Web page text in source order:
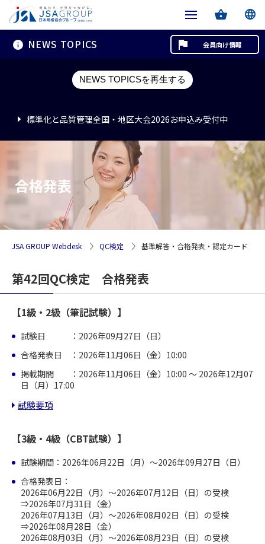
NEWS TOPICS
NEWS TOPICSを再生する
標準化と品質管理全国・地区大会2026お申込み受付中
標準化と品質管理全国・地区大会2026お申込み受付中
標準化と品質管理全国・地区大会2026お申込み受付中
会員向け情報
合格発表
JSA GROUP Webdesk QC検定 基準解答・合格発表・認定カード
第42回QC検定 合格発表
【1級・2級（筆記試験）】
試験日 ：2026年09月27日（日）
合格発表日 ：2026年11月06日（金）10:00
掲載期間 ：2026年11月06日（金）10:00 ～ 2026年12月07
日（月）17:00
試験要項
【3級・4級（CBT試験）】
試験期間：2026年06月22日（月）～2026年09月27日（日）
合格発表日：
2026年06月22日（月）～2026年07月12日（日）の受検
⇒2026年07月31日（金）
2026年07月13日（月）～2026年08月02日（日）の受検
⇒2026年08月28日（金）
2026年08月03日（月）～2026年08月23日（日）の受検